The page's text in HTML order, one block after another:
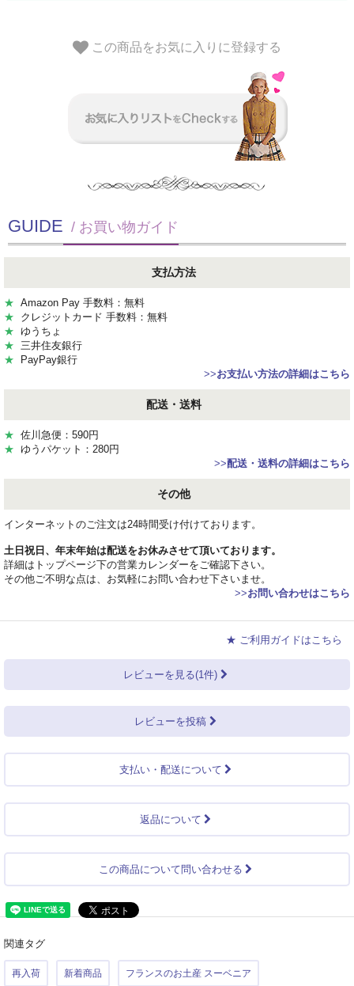
この商品をお気に入りに登録する
GUIDE / お買い物ガイド
支払方法
★ Amazon Pay 手数料：無料
★ クレジットカード 手数料：無料
★ ゆうちょ
★ 三井住友銀行
★ PayPay銀行
>>お支払い方法の詳細はこちら
配送・送料
★ 佐川急便：590円
★ ゆうパケット：280円
>>配送・送料の詳細はこちら
その他
インターネットのご注文は24時間受け付けております。
土日祝日、年末年始は配送をお休みさせて頂いております。
詳細はトップページ下の営業カレンダーをご確認下さい。
その他ご不明な点は、お気軽にお問い合わせ下さいませ。
>>お問い合わせはこちら
★ ご利用ガイドはこちら
レビューを見る(1件)
レビューを投稿
支払い・配送について
返品について
この商品について問い合わせる
関連タグ
再入荷 新着商品 フランスのお土産 スーベニア